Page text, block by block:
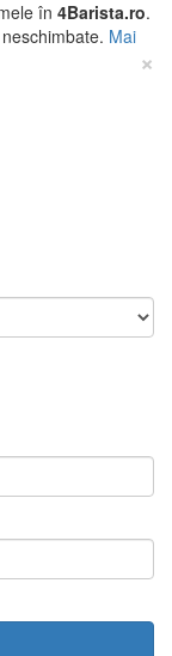
în 4Barista.ro.
Mai
×